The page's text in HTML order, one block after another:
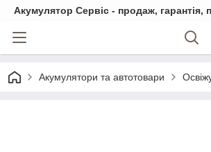
Акумулятор Сервіс - продаж, гарантія,
Акумулятори та автотовари